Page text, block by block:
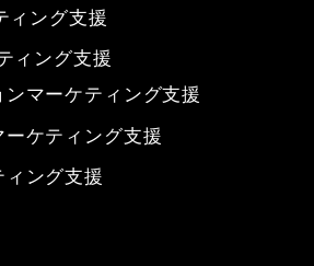
ィング支援
ィング支援
ンマーケティング支援
ーケティング支援
ング支援